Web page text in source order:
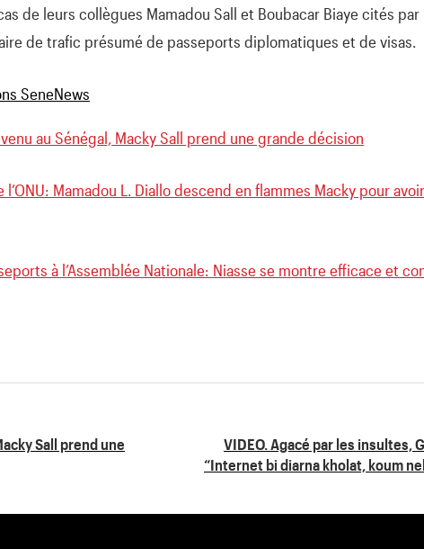
de leurs collègues Mamadou Sall et Boubacar Biaye cités par
de trafic présumé de passeports diplomatiques et de visas.
au Sénégal, Macky Sall prend une grande décision
l’ONU: Mamadou L. Diallo descend en flammes Macky pour
à l’Assemblée Nationale: Niasse se montre efficace et
Sall prend une
VIDEO. Agacé par les insultes,
“Internet bi diarna kholat, koum